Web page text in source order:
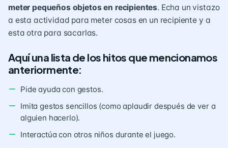
meter pequeños objetos en recipientes. Echa un vistazo
a esta actividad para meter cosas en un recipiente y a
esta otra para sacarlas.
Aquí una lista de los hitos que mencionamos
anteriormente:
Pide ayuda con gestos.
Imita gestos sencillos (como aplaudir después de ver a
alguien hacerlo).
Interactúa con otros niños durante el juego.